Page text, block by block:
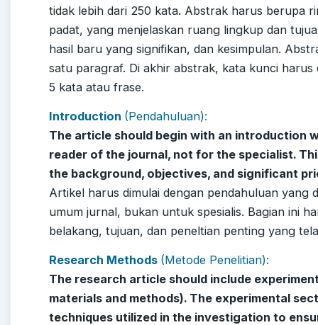
tidak lebih dari 250 kata. Abstrak harus berupa
padat, yang menjelaskan ruang lingkup dan
hasil baru yang signifikan, dan kesimpulan.
satu paragraf. Di akhir abstrak, kata kunci harus
5 kata atau frase.
Introduction (Pendahuluan):
The article should begin with an introduction
reader of the journal, not for the specialist.
the background, objectives, and significant
Artikel harus dimulai dengan pendahuluan yang
umum jurnal, bukan untuk spesialis. Bagian ini
belakang, tujuan, dan peneltian penting yang
Research Methods (Metode Penelitian):
The research article should include
materials and methods). The experimental
techniques utilized in the investigation to